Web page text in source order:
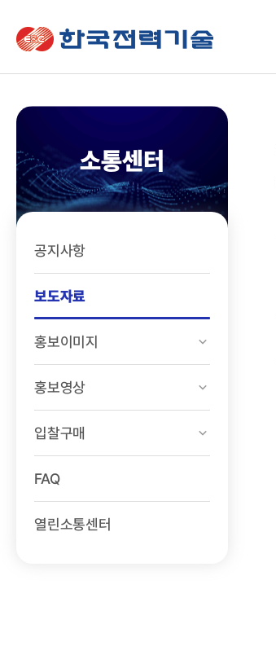
한국전력기술
소통센터
공지사항
보도자료
홍보이미지
홍보영상
입찰구매
FAQ
열린소통센터